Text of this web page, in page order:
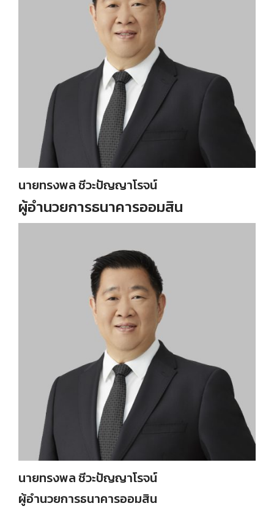
นายทรงพล ชีวะปัญญาโรจน์
ผู้อำนวยการธนาคารออมสิน
นายทรงพล ชีวะปัญญาโรจน์
ผู้อำนวยการธนาคารออมสิน